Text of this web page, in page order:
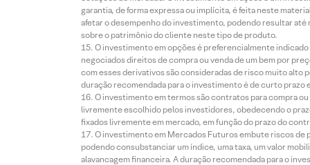
garantia, de forma expressa ou implícita, é feita neste
afetar o desempenho do investimento, podendo resultar
sobre o patrimônio do cliente neste tipo de produto.
O investimento em opções é preferencialmente
negociados direitos de compra ou venda de um bem por
com esses derivativos são consideradas de risco muito alto
duração recomendada para o investimento é de curto
O investimento em termos são contratos para compra
livremente escolhido pelos investidores, obedecendo o
fixados livremente em mercado, em função do prazo do
O investimento em Mercados Futuros embute riscos
podendo consubstanciar um índice, uma taxa, um valor
alavancagem financeira. A duração recomendada para o